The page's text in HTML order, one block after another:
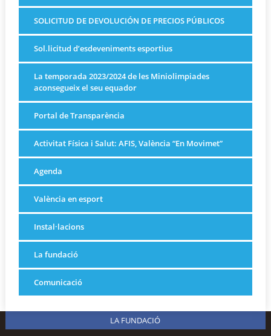
SOLICITUD DE DEVOLUCIÓN DE PRECIOS PÚBLICOS
Sol.licitud d’esdeveniments esportius
La temporada 2023/2024 de les Miniolimpiades
aconsegueix el seu equador
Portal de Transparència
Activitat Física i Salut: AFIS, València “En Movimet”
Agenda
València en esport
Instal·lacions
La fundació
Comunicació
LA FUNDACIÓ